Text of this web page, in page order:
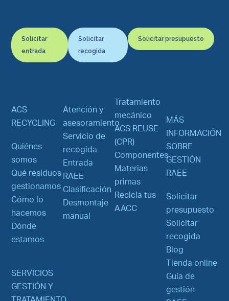
Solicitar
entrada
Solicitar
recogida
Solicitar presupuesto
ACS
RECYCLING
Quiénes
somos
Qué residuos
gestionamos
Cómo lo
hacemos
Dónde
estamos
SERVICIOS
GESTIÓN Y
Atención y
asesoramiento
Servicio de
recogida
Entrada
RAEE
Clasificación
Desmontaje
manual
Tratamiento
mecánico
ACS REUSE
(CPR)
Componentes
Materias
primas
Recicla tus
AACC
MÁS
INFORMACIÓN
SOBRE
GESTIÓN
RAEE
Solicitar
presupuesto
Solicitar
recogida
Blog
Tienda online
Guía de
gestión